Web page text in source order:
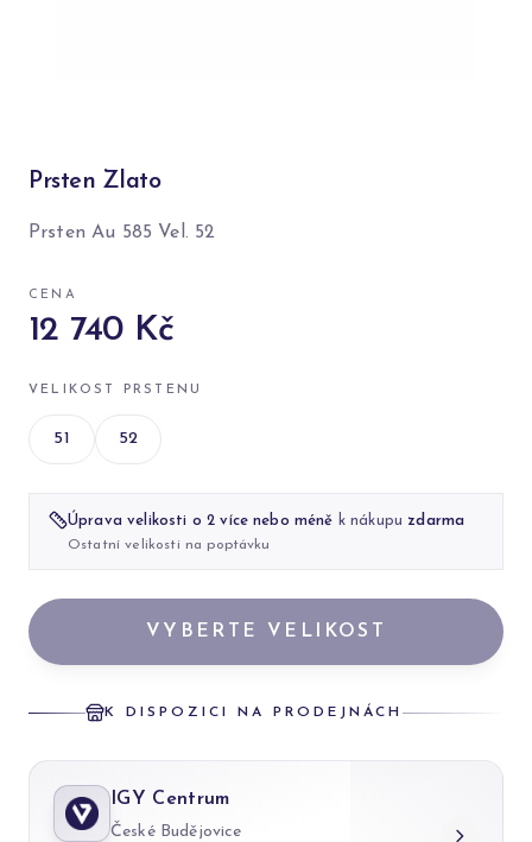
Prsten Zlato
Prsten Au 585 Vel. 52
CENA
12 740 Kč
VELIKOST PRSTENU
51 52
Úprava velikosti o 2 více nebo méně k nákupu zdarma
Ostatní velikosti na poptávku
VYBERTE VELIKOST
K DISPOZICI NA PRODEJNÁCH
IGY Centrum
České Budějovice